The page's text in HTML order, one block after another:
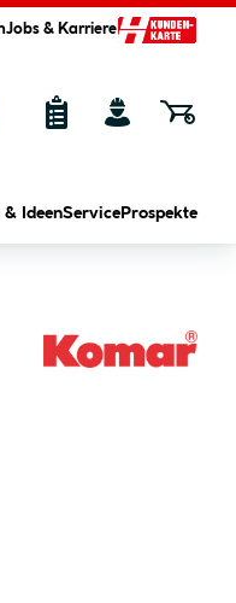
Jobs & Karriere
& IdeenService Prospekte